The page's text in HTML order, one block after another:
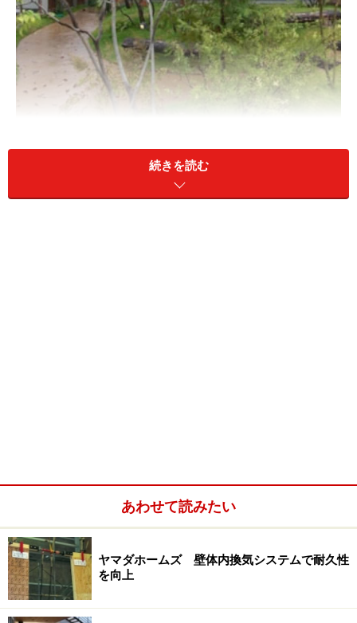
建物だけでなく、外構など周囲の環境も含めて設計するのが
「エコ微気候デザイン」の考え方。建物の前には樹木を配置
。建物の配置や植栽などの周辺環境、建物内の設計を工
夫し、通風や日照をコントロールするのが基本的な考え
方。これによりエアコンなどに過剰に頼ることなく、快
適な居室環境を実現するというものです。
例えば、夏の暑さ対策として建物の周囲に樹木を植え、
続きを読む
あわせて読みたい
ヤマダホームズ 壁体内換気システムで耐久性
を向上